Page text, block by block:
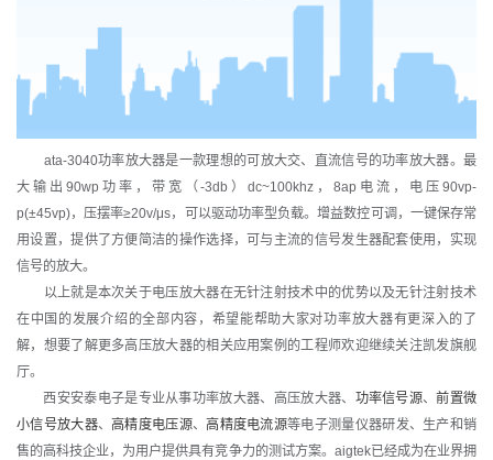
ata-3040功率放大器是一款理想的可放大交、直流信号的功率放大器。最
大输出90wp功率，带宽（-3db）dc~100khz，8ap电流，电压90vp-
p(±45vp)，压摆率≥20v/μs，可以驱动功率型负载。增益数控可调，一键保存常
用设置，提供了方便简洁的操作选择，可与主流的信号发生器配套使用，实现
信号的放大。
以上就是本次关于电压放大器在无针注射技术中的优势以及无针注射技术
在中国的发展介绍的全部内容，希望能帮助大家对功率放大器有更深入的了
解，想要了解更多高压放大器的相关应用案例的工程师欢迎继续关注凯发旗舰
厅。
西安安泰电子是专业从事功率放大器、 高压放大器、 功率信号源、前置微
小信号放大器、高精度电压源、高精度电流源等电子测量仪器研发、生产和销
售的高科技企业，为用户提供具有竞争力的测试方案。aigtek已经成为在业界拥